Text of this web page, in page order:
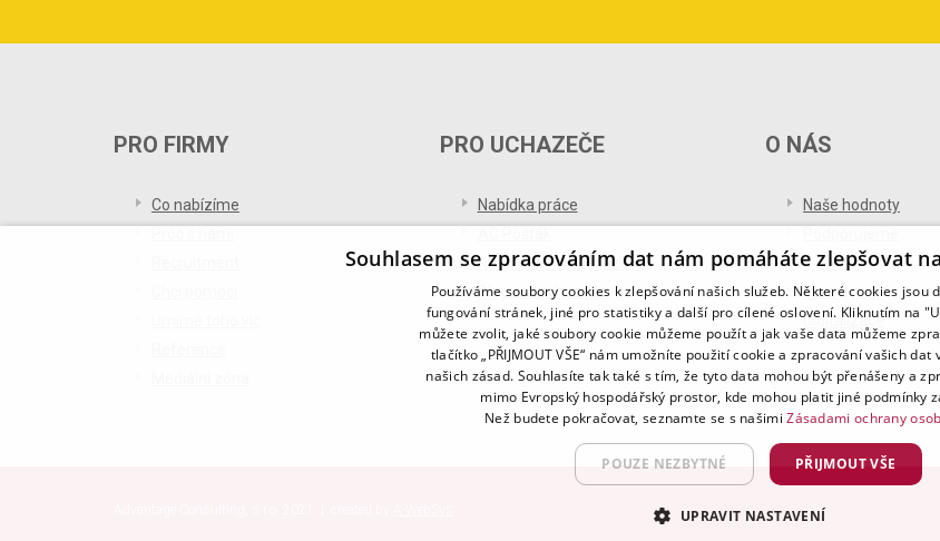
PRO FIRMY
Co nabízíme
PRO UCHAZEČE
Nabídka práce
Reference od uchazečů
Blog pro uchazeče
O NÁS
Naše hodnoty
Ocenění
Partnerství
Digitalizace
Souhlasem se zpracováním dat nám pomáháte zlepšovat
Používáme soubory cookies k zlepšování našich služeb. Některé cookies jsou
fungování stránek, jiné pro statistiky a další pro cílené oslovení. Kliknutím na
můžete zvolit, jaké soubory cookie můžeme použít a jak vaše data můžeme
tlačítko „PŘIJMOUT VŠE“ nám umožníte použití cookie a zpracování vašich dat
našich zásad. Souhlasíte tak také s tím, že tyto data mohou být přenášeny a
mimo Evropský hospodářský prostor, kde mohou platit jiné podmínky
Než budete pokračovat, seznamte se s našimiZásadami ochrany
PŘIJMOUT VŠE
POUZE NEZBYTNÉ
UPRAVIT NASTAVENÍ